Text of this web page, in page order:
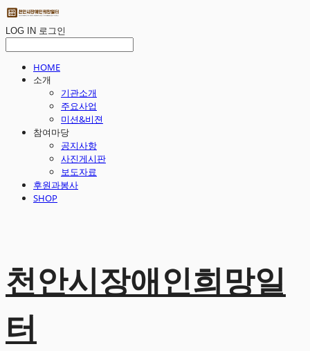
LOG IN 로그인
HOME
소개
기관소개
주요사업
미션&비젼
참여마당
공지사항
사진게시판
보도자료
후원과봉사
SHOP
천안시장애인희망일
터